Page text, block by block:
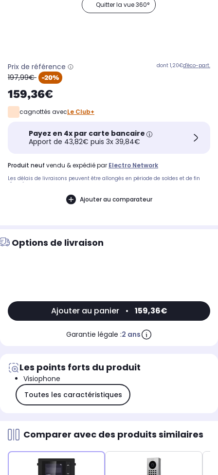
Quitter la vue 360°
Prix de référence
oldPrice
197,99€ -20%
159,36€
dont 1,20€d'éco-part.
cagnottés avecLe Club+
Payez en 4x par carte bancaire
Apport de 43,82€ puis 3x 39,84€
produit neuf vendu & expédié par Electro Network
Les délais de livraisons peuvent être allongés en période de soldes et de fin
d'année.
Ajouter au comparateur
Options de livraison
Ajouter au panier • 159,36€
Garantie légale :2 ans
Les points forts du produit
Visiophone
Toutes les caractéristiques
Comparer avec des produits similaires